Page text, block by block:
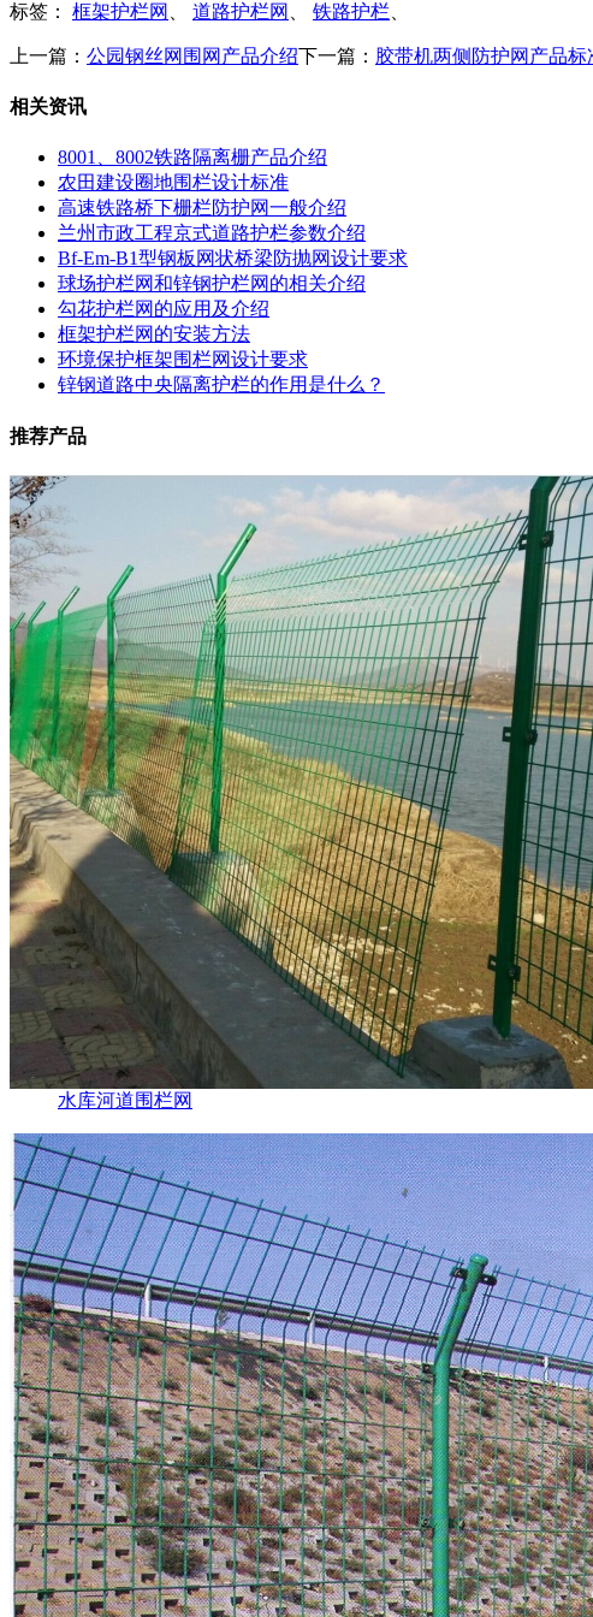
标签： 框架护栏网 道路护栏网 铁路护栏
上一篇： 公园钢丝网围网产品介绍下一篇： 胶带机两侧防护网产品标
相关资讯
8001、8002铁路隔离栅产品介绍
农田建设圈地围栏设计标准
高速铁路桥下栅栏防护网一般介绍
兰州市政工程京式道路护栏参数介绍
Bf-Em-B1型钢板网状桥梁防抛网设计要求
球场护栏网和锌钢护栏网的相关介绍
勾花护栏网的应用及介绍
框架护栏网的安装方法
环境保护框架围栏网设计要求
锌钢道路中央隔离护栏的作用是什么？
推荐产品
水库河道围栏网